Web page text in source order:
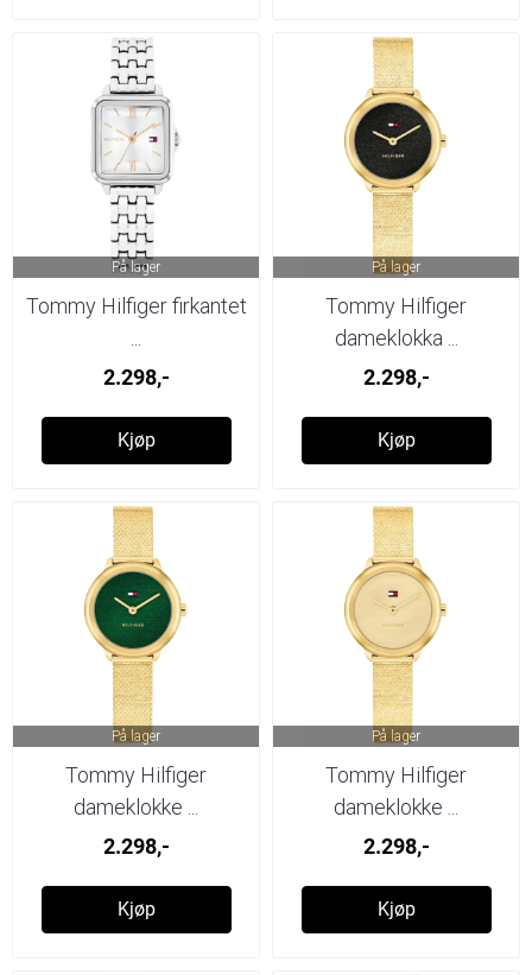
På lager
Tommy Hilfiger firkantet
2.298,-
Kjøp
På lager
Tommy Hilfiger
dameklokka ...
2.298,-
Kjøp
På lager
Tommy Hilfiger
dameklokke ...
2.298,-
Kjøp
På lager
Tommy Hilfiger
dameklokke ...
2.298,-
Kjøp